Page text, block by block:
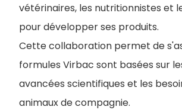
vétérinaires, les nutritionnistes et
pour développer ses produits.
Cette collaboration permet de
formules Virbac sont basées sur
avancées scientifiques et les
animaux de compagnie.